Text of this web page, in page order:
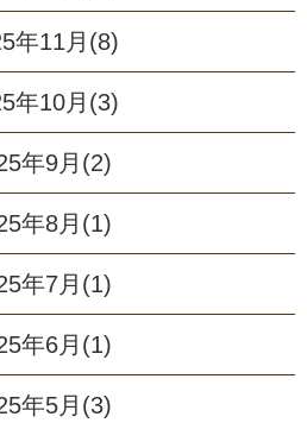
年11月(8)
年10月(3)
年9月(2)
年8月(1)
年7月(1)
年6月(1)
年5月(3)